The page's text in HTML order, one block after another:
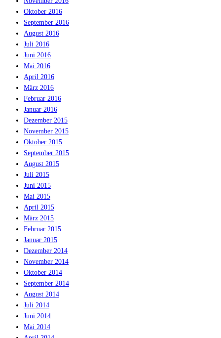
Oktober 2016
September 2016
August 2016
Juli 2016
Juni 2016
Mai 2016
April 2016
März 2016
Februar 2016
Januar 2016
Dezember 2015
November 2015
Oktober 2015
September 2015
August 2015
Juli 2015
Juni 2015
Mai 2015
April 2015
März 2015
Februar 2015
Januar 2015
Dezember 2014
November 2014
Oktober 2014
September 2014
August 2014
Juli 2014
Juni 2014
Mai 2014